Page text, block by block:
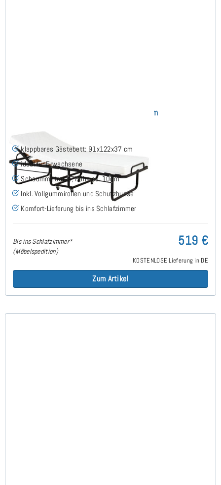
Deem Klappbett 90x200 cm
klappbares Gästebett: 91x122x37 cm
ideal für Erwachsene
Schaummatratze, Höhe ca. 10cm
Inkl. Vollgummirollen und Schutzhusse
Komfort-Lieferung bis ins Schlafzimmer
Bis ins Schlafzimmer*
(Möbelspedition)
519 €
KOSTENLOSE Lieferung in DE
Zum Artikel